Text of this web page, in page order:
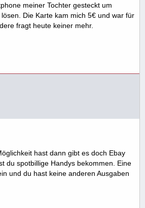
meiner Tochter gesteckt um
Die Karte kam mich 5€ und war für
fragt heute keiner mehr.
hast dann gibt es doch Ebay
du spotbillige Handys bekommen. Eine
und du hast keine anderen Ausgaben